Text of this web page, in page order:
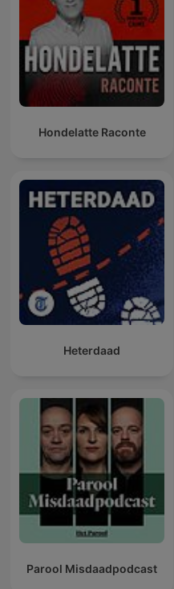
Hondelatte Raconte
Heterdaad
Parool Misdaadpodcast